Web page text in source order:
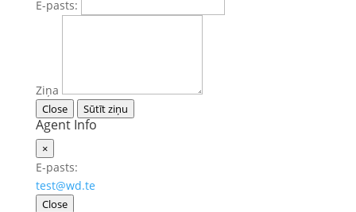
E-pasts:
Ziņa
Close Sūtīt ziņu
Agent Info
×
E-pasts:
test@wd.te
Close